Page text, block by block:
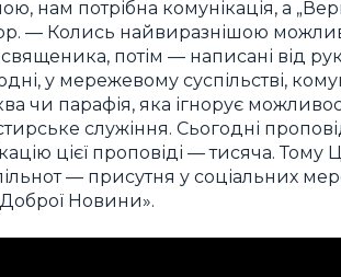
нам потрібна комунікація, а
— Колись найвиразнішою
потім — написані від
у мережевому суспільстві,
чи парафія, яка ігнорує
служіння. Сьогодні
цієї проповіді — тисяча. Тому
— присутня у соціальних
Новини».